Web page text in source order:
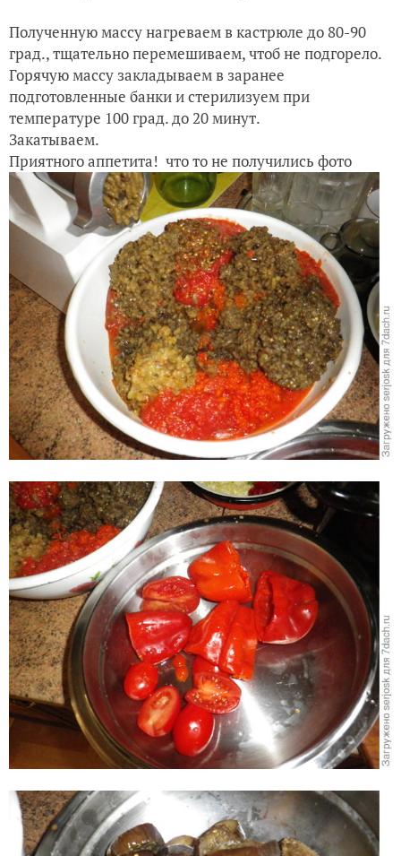
Полученную массу нагреваем в кастрюле до 80-90
град., тщательно перемешиваем, чтоб не подгорело.
Горячую массу закладываем в заранее
подготовленные банки и стерилизуем при
температуре 100 град. до 20 минут.
Закатываем.
Приятного аппетита! что то не получились фото